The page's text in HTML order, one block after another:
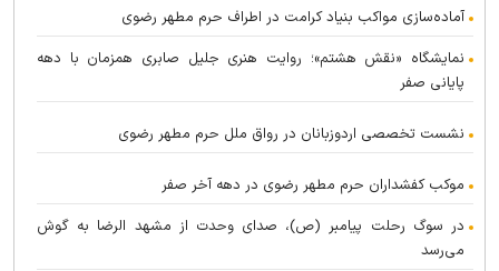
آماده‌سازی مواکب بنیاد کرامت در اطراف حرم مطهر رضوی
نمایشگاه «نقش هشتم»؛ روایت هنری جلیل صابری همزمان با دهه
پایانی صفر
نشست تخصصی اردو‌زبانان در رواق ملل حرم مطهر رضوی
موکب کفشداران حرم مطهر رضوی در دهه آخر صفر
در سوگ رحلت پیامبر (ص)، صدای وحدت از مشهد الرضا به گوش
می‌رسد